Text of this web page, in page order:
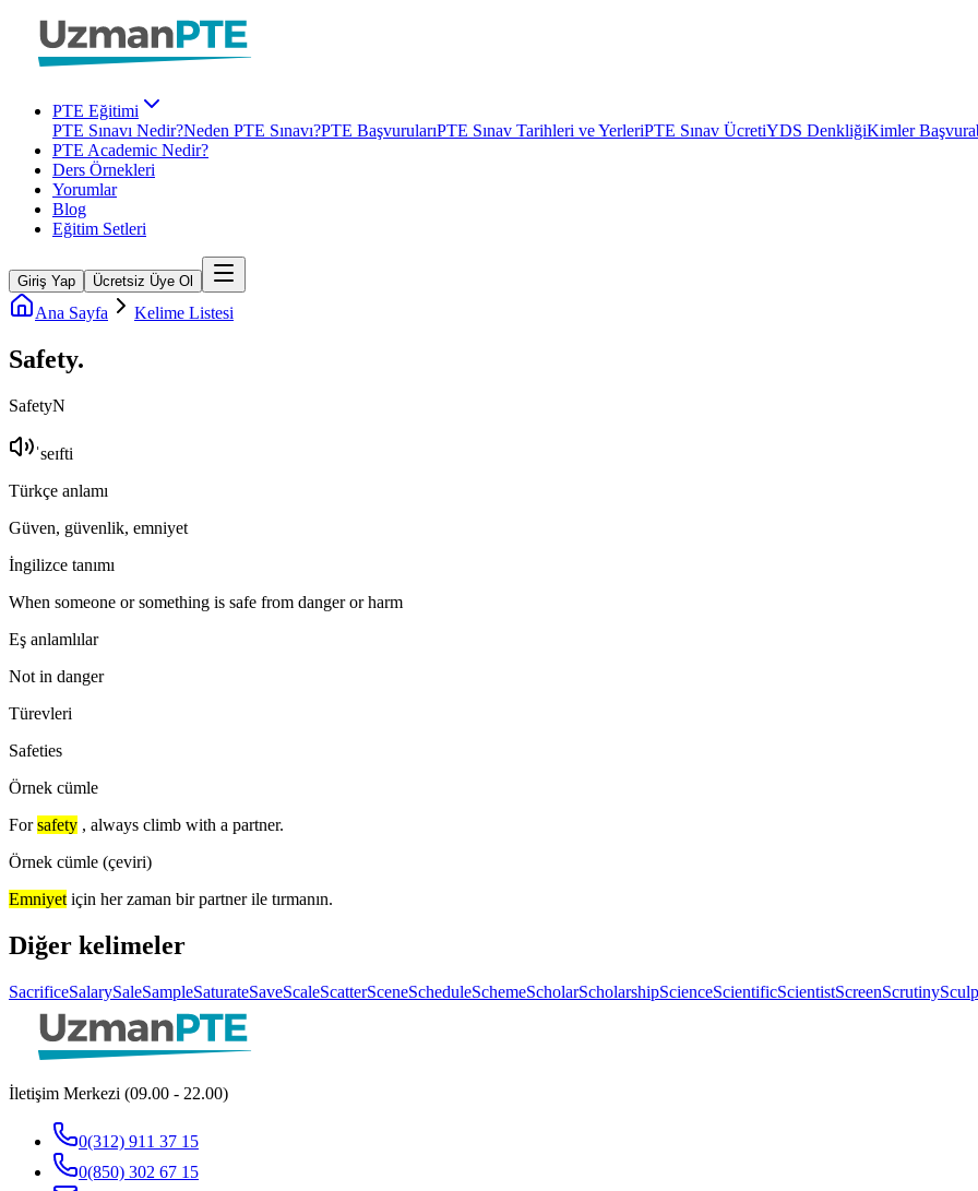
PTE Eğitimi
PTE Sınavı Nedir?Neden PTE Sınavı?PTE BaşvurularıPTE Sınav Tarihleri ve YerleriPTE Sınav ÜcretiYDS DenkliğiKimler
PTE Academic Nedir?
Ders Örnekleri
Yorumlar
Blog
Eğitim Setleri
Giriş Yap Ücretsiz Üye Ol
Ana Sayfa Kelime Listesi
Safety.
SafetyN
ˈseɪfti
Türkçe anlamı
Güven, güvenlik, emniyet
İngilizce tanımı
When someone or something is safe from danger or harm
Eş anlamlılar
Not in danger
Türevleri
Safeties
Örnek cümle
For safety , always climb with a partner.
Örnek cümle (çeviri)
Emniyet için her zaman bir partner ile tırmanın.
Diğer kelimeler
SacrificeSalarySaleSampleSaturateSaveScaleScatterSceneScheduleSchemeScholarScholarshipScienceScientificScientistScreenScrutiny
İletişim Merkezi (09.00 - 22.00)
0(312) 911 37 15
0(850) 302 67 15